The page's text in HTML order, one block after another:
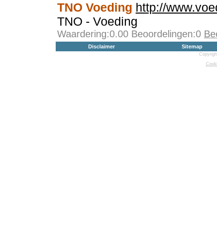
TNO Voeding http://
TNO - Voeding
Waardering:0.00 Beoordelingen:0
Disclaimer Sitemap